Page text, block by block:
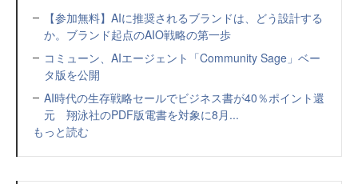
【参加無料】AIに推奨されるブランドは、どう設計する
か。ブランド起点のAIO戦略の第一歩
コミューン、AIエージェント「Community Sage」ベー
タ版を公開
AI時代の生存戦略セールでビジネス書が40％ポイント還
元 翔泳社のPDF版電書を対象に8月...
もっと読む